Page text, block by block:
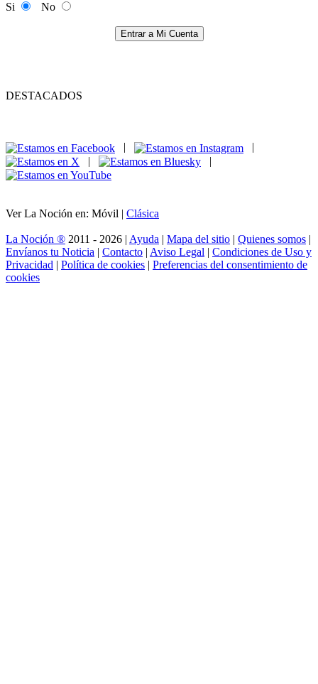
Si
No
Entrar a Mi Cuenta
DESTACADOS
|
|
Ver La Noción en: Móvil | Clásica
La Noción ® 2011 - 2026 | Ayuda | Mapa del sitio | Quienes somos |
Envíanos tu Noticia | Contacto | Aviso Legal | Condiciones de Uso y
Privacidad | Política de cookies | Preferencias del consentimiento de
cookies